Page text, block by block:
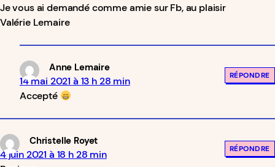
Je vous ai demandé comme amie sur Fb, au plaisir
Valérie Lemaire
Anne Lemaire
14 mai 2021 à 13 h 28 min
Accepté
RÉPONDRE
Christelle Royet
4 juin 2021 à 18 h 28 min
RÉPONDRE